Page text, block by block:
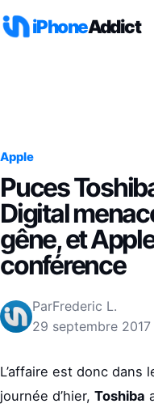
iPhoneAddict
Apple
Puces
Digital
gêne, et
conférence
ParFrederic L.
29 septembre 2017
L’affaire est donc dans
journée d’hier, Toshiba